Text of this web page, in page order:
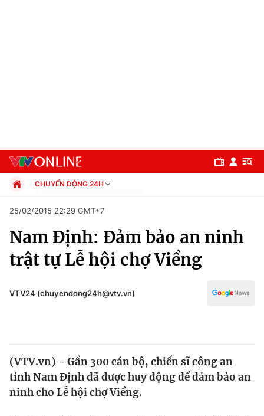
Chuyên mục
Chính trị
Y tế
CHUYỂN ĐỘNG 24H
Xã hội
Pháp luật
Kinh tế
Thể thao
Văn hóa - Giải trí
Giáo dục
25/02/2015 22:29 GMT+7
Nam Định: Đảm bảo an ninh
trật tự Lễ hội chợ Viềng
VTV24 (chuyendong24h@vtv.vn)
(VTV.vn) - Gần 300 cán bộ, chiến sĩ công an
tỉnh Nam Định đã được huy động để đảm bảo an
ninh cho Lễ hội chợ Viềng.